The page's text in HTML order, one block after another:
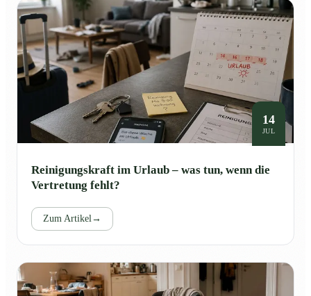
14
JUL
Reinigungskraft im Urlaub – was tun, wenn die
Vertretung fehlt?
Zum Artikel→